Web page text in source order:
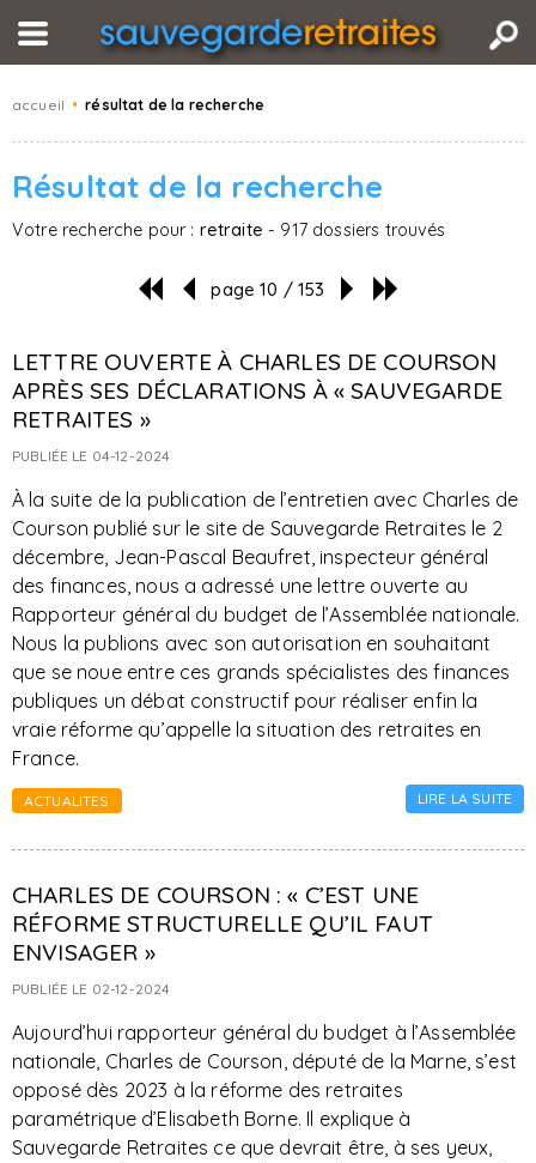
accueil • résultat de la recherche
Résultat de la recherche
Votre recherche pour : retraite - 917 dossiers trouvés
page 10 / 153
LETTRE OUVERTE À CHARLES DE COURSON
APRÈS SES DÉCLARATIONS À « SAUVEGARDE
RETRAITES »
PUBLIÉE LE 04-12-2024
À la suite de la publication de l’entretien avec Charles de
Courson publié sur le site de Sauvegarde Retraites le 2
décembre, Jean-Pascal Beaufret, inspecteur général
des finances, nous a adressé une lettre ouverte au
Rapporteur général du budget de l’Assemblée nationale.
Nous la publions avec son autorisation en souhaitant
que se noue entre ces grands spécialistes des finances
publiques un débat constructif pour réaliser enfin la
vraie réforme qu’appelle la situation des retraites en
France.
ACTUALITES LIRE LA SUITE
CHARLES DE COURSON : « C’EST UNE
RÉFORME STRUCTURELLE QU’IL FAUT
ENVISAGER »
PUBLIÉE LE 02-12-2024
Aujourd’hui rapporteur général du budget à l’Assemblée
nationale, Charles de Courson, député de la Marne, s’est
opposé dès 2023 à la réforme des retraites
paramétrique d’Elisabeth Borne. Il explique à
Sauvegarde Retraites ce que devrait être, à ses yeux,